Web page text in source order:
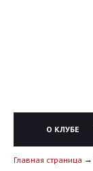
О КЛУБЕ
Главная страница